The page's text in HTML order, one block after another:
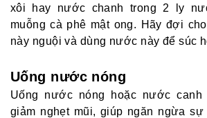
xôi hay nước chanh trong 2 ly
muỗng cà phê mật ong. Hãy đợi
này nguội và dùng nước này để súc
Uống nước nóng
Uống nước nóng hoặc nước
giảm nghẹt mũi, giúp ngăn ngừa